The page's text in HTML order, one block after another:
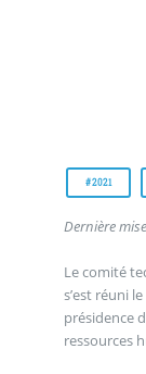
#2021
Dernière
Le comité
s’est réuni
présidence
ressources